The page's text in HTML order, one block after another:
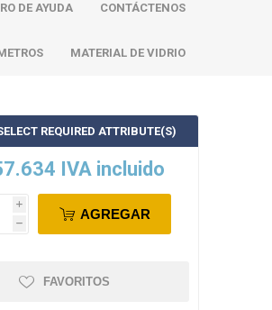
Thermo
Scientific
DE AYUDA CONTÁCTENOS
MATERIAL DE VIDRIO
REQUIRED ATTRIBUTE(S)
IVA incluido
i
h
AGREGAR
FAVORITOS